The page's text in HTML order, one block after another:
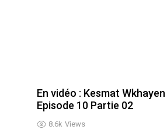
8.6k Views
En vidéo : Kesmat Wkhayen
Episode 10 Partie 02